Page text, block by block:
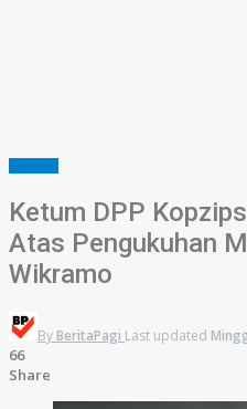
Ketum DPP
Atas Pengukuhan
Wikramo
By BeritaPagi Last updated
66
Share